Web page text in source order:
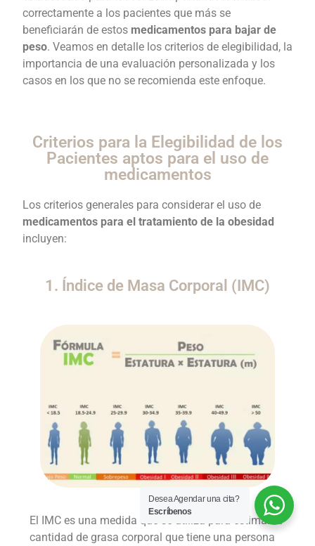
correctamente a los pacientes que más se
beneficiarán de estos medicamentos para bajar de
peso. Veamos en detalle los criterios de elegibilidad, la
importancia de una evaluación personalizada y los
casos en los que no se recomienda este enfoque.
Criterios para la Elegibilidad de los
Pacientes aptos para el uso de
medicamentos
Los criterios generales para considerar el uso de
medicamentos para el tratamiento de la obesidad
incluyen:
1. Índice de Masa Corporal (IMC)
El IMC es una medida que se utiliza para estimar la
cantidad de grasa corporal que tiene una persona
Desea Agendar una cita?
Escríbenos